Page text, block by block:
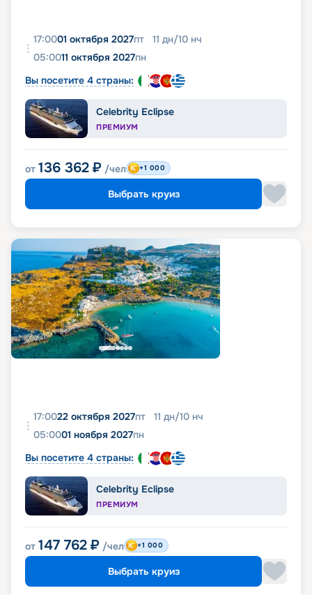
17:0001 октября 2027пт 11 дн/10 нч
05:0011 октября 2027пн
Вы посетите 4 страны:
Celebrity Eclipse
ПРЕМИУМ
от 136 362 ₽ /чел +1 000
Выбрать круиз
17:0022 октября 2027пт 11 дн/10 нч
05:0001 ноября 2027пн
Вы посетите 4 страны:
Celebrity Eclipse
ПРЕМИУМ
от 147 762 ₽ /чел +1 000
Выбрать круиз